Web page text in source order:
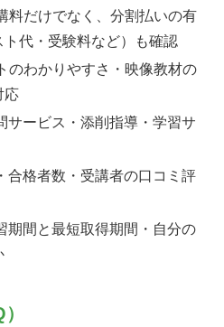
料だけでなく、分割払いの有
代・受験料など）も確認
のわかりやすさ・映像教材の
応
サービス・添削指導・学習サ
合格者数・受講者の口コミ評
期間と最短取得期間・自分の